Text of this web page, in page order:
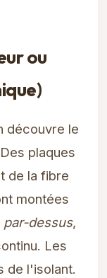
ou
découvre le
plaques
de la fibre
montées
par-dessus,
Les
de l'isolant.